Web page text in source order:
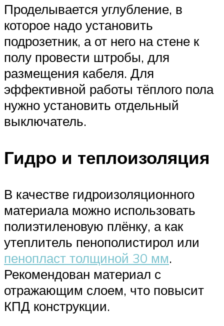
Проделывается углубление, в
которое надо установить
подрозетник, а от него на стене к
полу провести штробы, для
размещения кабеля. Для
эффективной работы тёплого пола
нужно установить отдельный
выключатель.
Гидро и теплоизоляция
В качестве гидроизоляционного
материала можно использовать
полиэтиленовую плёнку, а как
утеплитель пенополистирол или
пенопласт толщиной 30 мм.
Рекомендован материал с
отражающим слоем, что повысит
КПД конструкции.